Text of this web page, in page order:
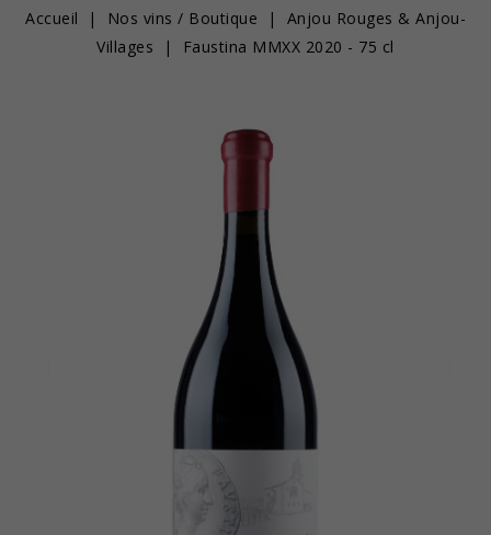
Accueil Nos vins / Boutique
Anjou Rouges & Anjou-
Villages
Faustina MMXX 2020 - 75 cl